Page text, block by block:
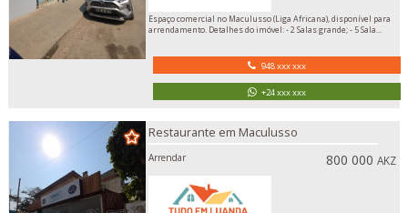
Espaço comercial no Maculusso (Liga Africana), disponível para
arrendamento. Detalhes do imóvel: - 2 Salas grande; - 5 Sala...
948 xxx xxx
+24 xxx xxx
Restaurante em Maculusso
Arrendar 800 000AKZ